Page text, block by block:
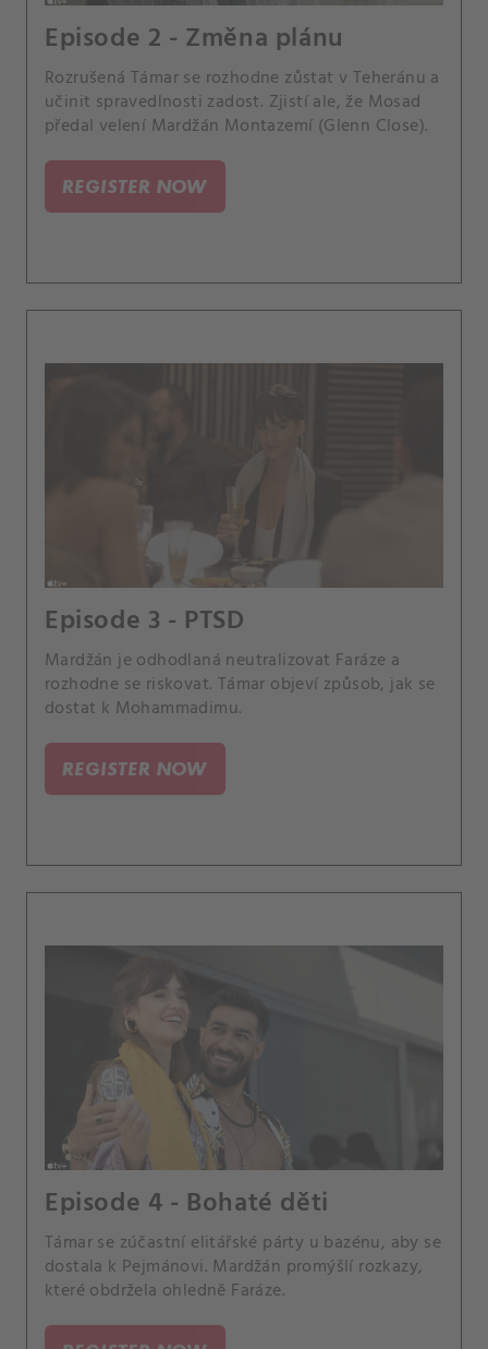
Episode 2 - Změna plánu
Rozrušená Támar se rozhodne zůstat v Teheránu a
učinit spravedlnosti zadost. Zjistí ale, že Mosad
předal velení Mardžán Montazemí (Glenn Close).
REGISTER NOW
Episode 3 - PTSD
Mardžán je odhodlaná neutralizovat Faráze a
rozhodne se riskovat. Támar objeví způsob, jak se
dostat k Mohammadimu.
REGISTER NOW
Episode 4 - Bohaté děti
Támar se zúčastní elitářské párty u bazénu, aby se
dostala k Pejmánovi. Mardžán promýšlí rozkazy,
které obdržela ohledně Faráze.